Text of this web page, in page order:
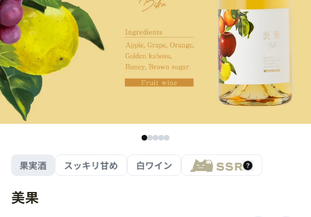
果実酒 スッキリ甘め 白ワイン
美果